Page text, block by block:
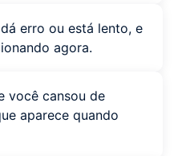
erro ou está lento, e
agora.
você cansou de
aparece quando